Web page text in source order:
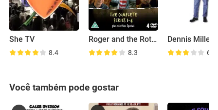
She TV
8.4
Roger and the Rottentrolls
8.3
Dennis Miller
6.6
Você também pode gostar